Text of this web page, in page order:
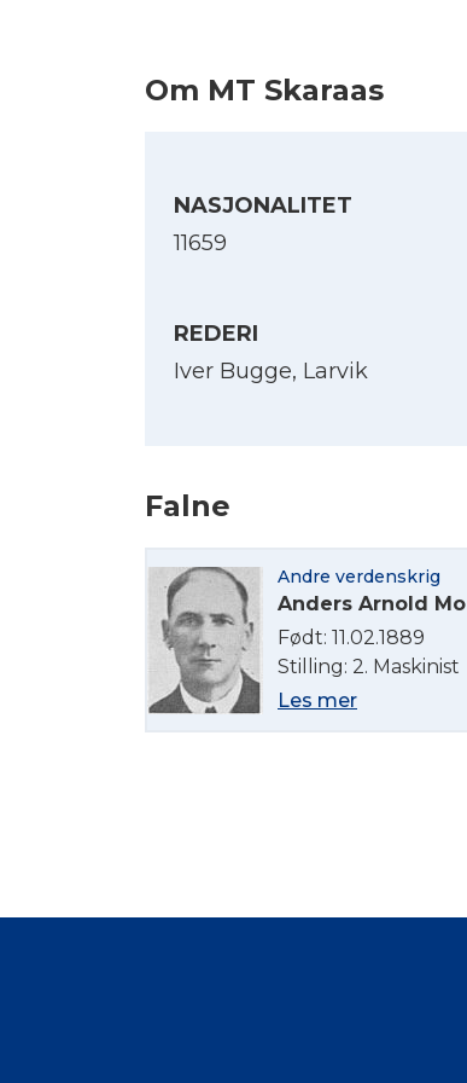
Om MT Skaraas
NASJONALITET
11659
REDERI
Iver Bugge, Larvik
Falne
Andre verdenskrig
Anders Arnold Mo
Født: 11.02.1889
Stilling: 2. Maskinist
Les mer